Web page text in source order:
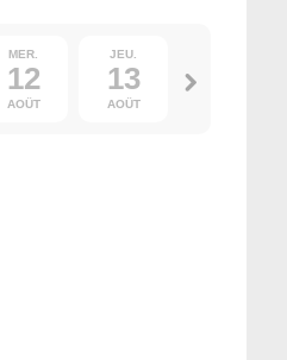
MER.
12
AOÛT
JEU.
13
AOÛT